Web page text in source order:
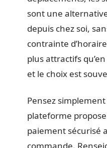
sont une
depuis chez soi,
contrainte
plus attractifs
et le choix est
Pensez
plateforme
paiement sécurisé
commande.